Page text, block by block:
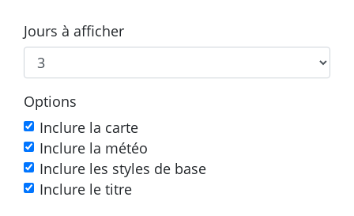
Jours à afficher
Options
Inclure la carte
Inclure la météo
Inclure les styles de base
Inclure le titre